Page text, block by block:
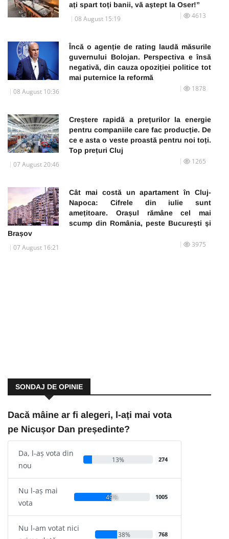
ați spart toți banii, vă aștept la Oser!”
08 August 15:19 4613
Încă o agenție de rating laudă măsurile
guvernului Bolojan. Perspectiva e însă
negativă, din cauza opoziției politice tot
mai puternice la reformă
08 August 10:36 1878
Creștere rapidă a prețurilor la energie
pentru companiile care fac producție. De
ce e asta o veste proastă pentru noi toți.
Top prețuri Cluj
07 August 20:46 1265
Cât mai costă un apartament în Cluj-
Napoca: Cifrele din iulie sunt
amețitoare. Orașul rămâne cel mai
scump din România, peste București și
Brașov
07 August 16:21 3975
SONDAJ DE OPINIE
Dacă mâine ar fi alegeri, l-ați mai vota
pe Nicușor Dan președinte?
Da, l-aș vota din
nou
13% 274
Nu l-aș mai
vota
49% 1005
Nu l-am votat nici
38% 768